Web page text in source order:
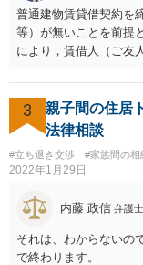
普通建物賃貸借契約を
等）が無いことを前提
により，賃借人（ご友
一方的に終了させられ
が満了するときであ
家さん）の居宅が無く
賃貸借契約は更新され
に応える必要はありま
する Ｂ 退去しても良
いずれかの選択肢をと
Ｃ 退去の時期をたと
除してもらう という
分の立退き料をもらっ
3
親子間の住居
法律相談
#立ち退き交渉 #家族間の相
2022年1月29日
内藤 政信 弁護士
それは、わからないの
で終わります。